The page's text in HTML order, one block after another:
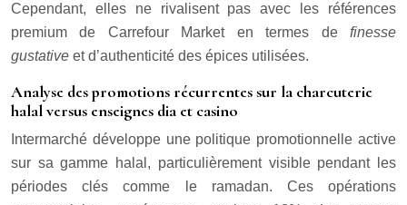
Cependant, elles ne rivalisent pas avec les références
premium de Carrefour Market en termes de finesse
gustative et d’authenticité des épices utilisées.
Analyse des promotions récurrentes sur la charcuterie
halal versus enseignes dia et casino
Intermarché développe une politique promotionnelle active
sur sa gamme halal, particulièrement visible pendant les
périodes clés comme le ramadan. Ces opérations